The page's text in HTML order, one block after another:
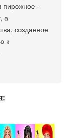
пирожное -
а
созданное
к